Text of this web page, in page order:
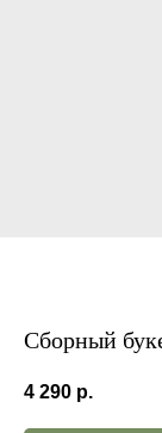
Сборный
4 290 р.